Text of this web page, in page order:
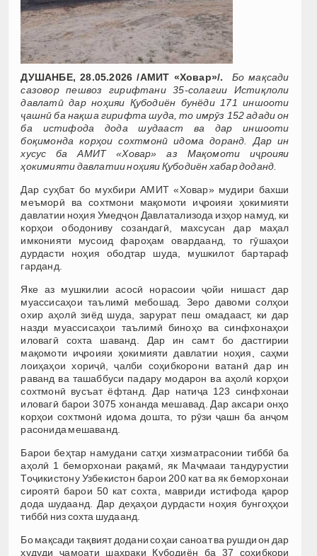
ДУШАНБЕ, 28.05.2026 /АМИТ «Ховар»/.
Бо мақсади
сазовор пешвоз гирифтани 35-солагии Истиқлоли
давлатӣ дар ноҳияи Қубодиён бунёди 171 иншооти
ҷашнӣ ба нақша гирифта шуда, то имрӯз 152 адади он
ба истифода дода шудааст ва дар иншооти
боқимонда корҳои сохтмонӣ идома доранд. Дар ин
хусус ба АМИТ «Ховар» аз Мақомоти иҷроияи
ҳокимияти давлатии ноҳияи Қубодиён хабар доданд.
Дар суҳбат бо мухбири АМИТ «Ховар» мудири бахши
меъморӣ ва сохтмони мақомоти иҷроияи ҳокимияти
давлатии ноҳия Умедҷон Давлатализода изҳор намуд, ки
корҳои ободониву созандагӣ, махсусан дар маҳал
имконияти мусоид фароҳам овардаанд, то гӯшаҳои
дурдасти ноҳия ободтар шуда, мушкилот бартараф
гарданд.
Яке аз мушкилии асосӣ норасоии ҷойи нишаст дар
муассисаҳои таълимӣ мебошад. Зеро давоми солҳои
охир аҳолӣ зиёд шуда, зарурат пеш омадааст, ки дар
назди муассисаҳои таълимӣ биноҳо ва синфхонаҳои
иловагӣ сохта шаванд. Дар ин самт бо дастгирии
мақомоти иҷроияи ҳокимияти давлатии ноҳия, саҳми
лоиҳаҳои хориҷӣ, ҷалби соҳибкорони ватанӣ дар ин
раванд ва ташаббуси падару модарон ва аҳолӣ корҳои
сохтмонӣ вусъат ёфтанд. Дар натиҷа 123 синфхонаи
иловагӣ барои 3075 хонанда мешавад. Дар аксари онҳо
корҳои сохтмонӣ идома дошта, то рӯзи ҷашн ба анҷом
расонида мешаванд.
Барои беҳтар намудани сатҳи хизматрасонии тиббӣ ба
аҳолӣ 1 беморхонаи рақамӣ, як Маҷмааи тандурустии
Тоҷикистону Узбекистон барои 200 кат ва як беморхонаи
сироятӣ барои 50 кат сохта, мавриди истифода қарор
дода шудаанд. Дар деҳаҳои дурдасти ноҳия бунгоҳҳои
тиббӣ низ сохта шудаанд.
Бо мақсади тақвият додани соҳаи саноат ва рушди он дар
ҳудуди ҷамоати шаҳраки Қубодиён ба 37 соҳибкори